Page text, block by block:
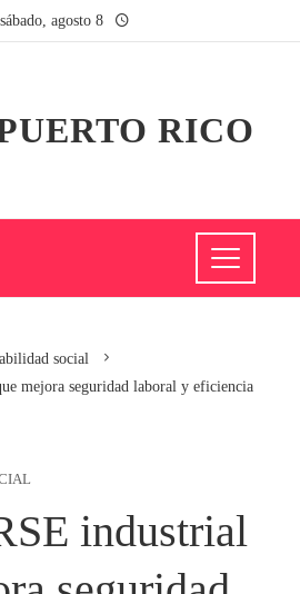
sábado, agosto 8
RICO
social
mejora seguridad laboral y eficiencia
industrial